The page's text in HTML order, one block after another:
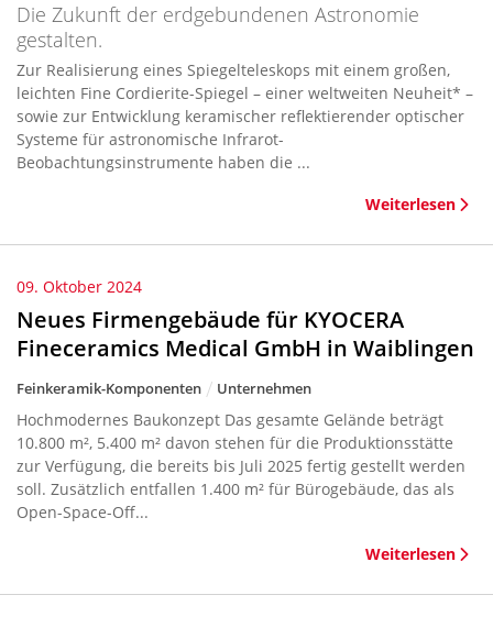
Die Zukunft der erdgebundenen Astronomie
gestalten.
Zur Realisierung eines Spiegelteleskops mit einem großen,
leichten Fine Cordierite-Spiegel – einer weltweiten Neuheit* –
sowie zur Entwicklung keramischer reflektierender optischer
Systeme für astronomische Infrarot-
Beobachtungsinstrumente haben die ...
Weiterlesen
09. Oktober 2024
Neues Firmengebäude für KYOCERA
Fineceramics Medical GmbH in Waiblingen
Feinkeramik-Komponenten Unternehmen
Hochmodernes Baukonzept Das gesamte Gelände beträgt
10.800 m², 5.400 m² davon stehen für die Produktionsstätte
zur Verfügung, die bereits bis Juli 2025 fertig gestellt werden
soll. Zusätzlich entfallen 1.400 m² für Bürogebäude, das als
Open-Space-Off...
Weiterlesen